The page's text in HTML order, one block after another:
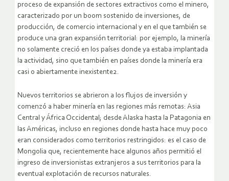
proceso de expansión de sectores extractivos como el minero,
caracterizado por un boom sostenido de inversiones, de
producción, de comercio internacional y en el que también se
produce una gran expansión territorial: por ejemplo, la minería
no solamente creció en los países donde ya estaba implantada
la actividad, sino que también en países donde la minería era
casi o abiertamente inexistente2.
Nuevos territorios se abrieron a los flujos de inversión y
comenzó a haber minería en las regiones más remotas: Asia
Central y África Occidental; desde Alaska hasta la Patagonia en
las Américas, incluso en regiones donde hasta hace muy poco
eran considerados como territorios restringidos: es el caso de
Mongolia que, recientemente hace algunos años permitió el
ingreso de inversionistas extranjeros a sus territorios para la
eventual explotación de recursos naturales.